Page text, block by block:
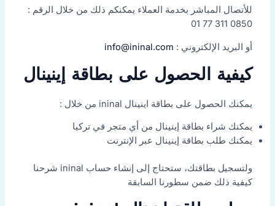
للأتصال المباشر بخدمة العملاء يمكنكم ذلك من خلال الرقم :
0850 311 77 01
أو البريد الإلكتروني : info@ininal.com
كيفية الحصول على بطاقة إينينال
يمكنك الحصول على بطاقة اينينال ininal من خلال :
يمكنك شراء بطاقة إينينال من أي متجر في تركيا
يمكنك طلب بطاقة إينينال عبر الإنترنت
ولتسجيل بطاقتك، ستحتاج إلى إنشاء حساب ininal شرحنا
كيفية ذلك ضمن سطورنا السابقة